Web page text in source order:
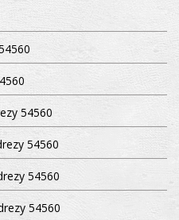
54560
54560
54560
54560